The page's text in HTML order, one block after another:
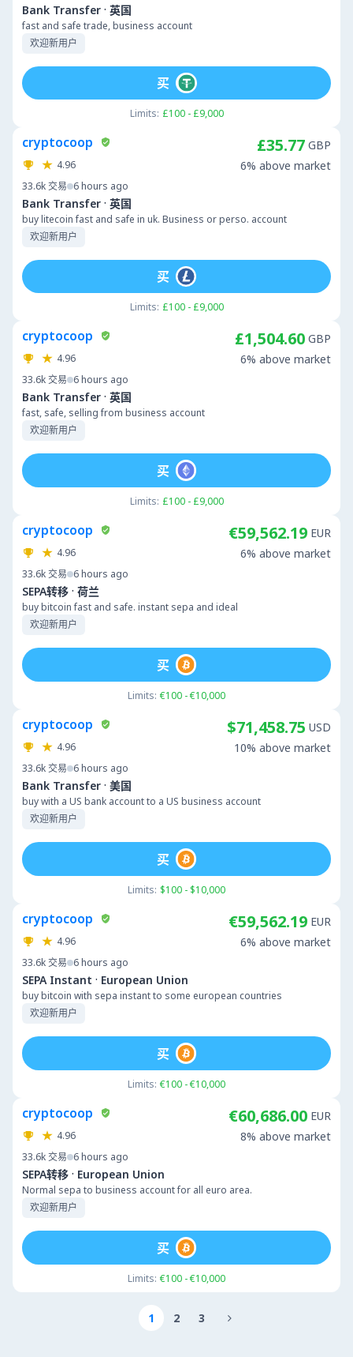
Bank Transfer · 英国
fast and safe trade, business account
欢迎新用户
Limits: £100 - £9,000
买
cryptocoop
4.96
33.6k交易 6 hours ago
Bank Transfer · 英国
buy litecoin fast and safe in uk. Business or perso. account
欢迎新用户
£35.77 GBP
6% above market
Limits: £100 - £9,000
买
cryptocoop
4.96
33.6k交易 6 hours ago
Bank Transfer · 英国
fast, safe, selling from business account
欢迎新用户
£1,504.60 GBP
6% above market
Limits: £100 - £9,000
买
cryptocoop
4.96
33.6k交易 6 hours ago
SEPA转移 · 荷兰
buy bitcoin fast and safe. instant sepa and ideal
欢迎新用户
€59,562.19 EUR
6% above market
Limits: €100 - €10,000
买
cryptocoop
4.96
33.6k交易 6 hours ago
Bank Transfer · 美国
buy with a US bank account to a US business account
欢迎新用户
$71,458.75 USD
10% above market
Limits: $100 - $10,000
买
cryptocoop
4.96
33.6k交易 6 hours ago
SEPA Instant · European Union
buy bitcoin with sepa instant to some european countries
欢迎新用户
€59,562.19 EUR
6% above market
Limits: €100 - €10,000
买
cryptocoop
4.96
33.6k交易 6 hours ago
SEPA转移 · European Union
Normal sepa to business account for all euro area.
欢迎新用户
€60,686.00 EUR
8% above market
Limits: €100 - €10,000
买
1 2 3 